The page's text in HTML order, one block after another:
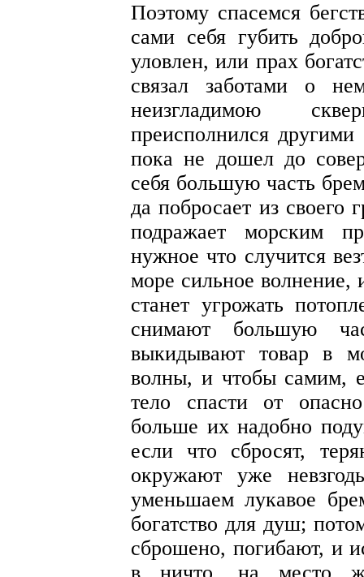
Поэтому спасемся
сами себя губить
уловлен, или прах
связал заботами о
неизгладимою
преисполнился
пока не дошел до
себя большую часть
да побросает из своего
подражает морским
нужное что случится
море сильное волнение,
станет угрожать
снимают большую
выкидывают товар в
волны, и чтобы самим,
тело спасти от
больше их надобно
если что сбросят,
окружают уже
уменьшаем лукавое
богатство для душ;
сброшено, погибают, и